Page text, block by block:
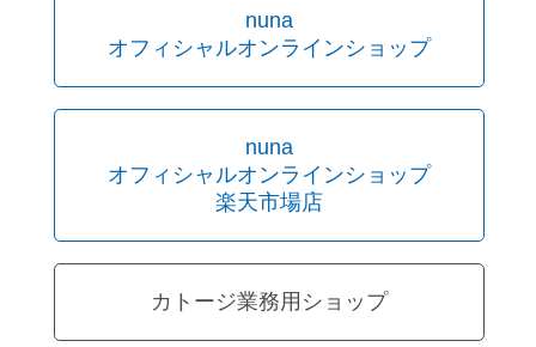
nuna
オフィシャルオンラインショップ
nuna
オフィシャルオンラインショップ
楽天市場店
カトージ業務用ショップ